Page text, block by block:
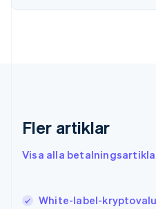
Fler artiklar
Visa alla
White-label-
EnglishSvenska
English
English简体中文
Irland